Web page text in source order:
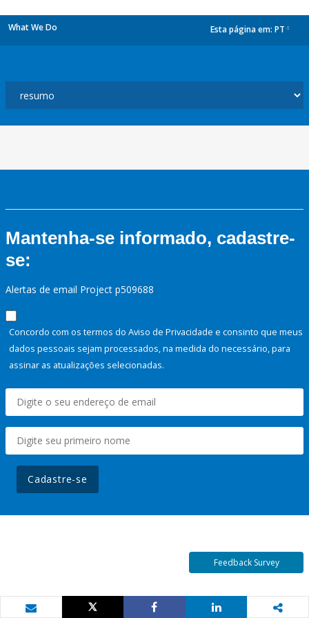
What We Do Esta página em: PT
Mantenha-se informado, cadastre-
se:
Alertas de email Project p509688
Concordo com os termos do Aviso de Privacidade e consinto que meus
dados pessoais sejam processados, na medida do necessário, para
assinar as atualizações selecionadas.
Cadastre-se
Feedback Survey